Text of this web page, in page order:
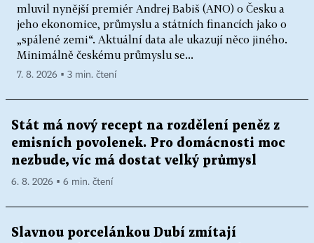
mluvil nynější premiér Andrej Babiš (ANO) o Česku a
jeho ekonomice, průmyslu a státních financích jako o
„spálené zemi“. Aktuální data ale ukazují něco jiného.
Minimálně českému průmyslu se...
7. 8. 2026 ▪ 3 min. čtení
Stát má nový recept na rozdělení peněz z
emisních povolenek. Pro domácnosti moc
nezbude, víc má dostat velký průmysl
6. 8. 2026 ▪ 6 min. čtení
Slavnou porcelánkou Dubí zmítají